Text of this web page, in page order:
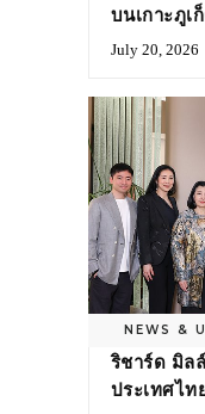
บนเกาะภูเ
July 20, 2026
NEWS &
ริชาร์ด มิล
ประเทศไท